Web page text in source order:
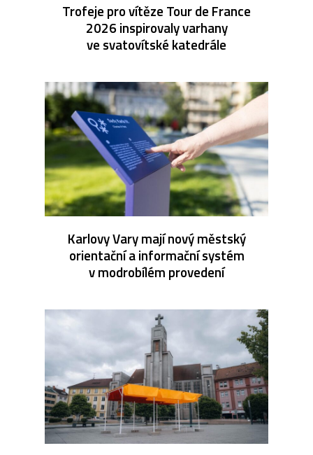
Trofeje pro vítěze Tour de France
2026 inspirovaly varhany
ve svatovítské katedrále
Karlovy Vary mají nový městský
orientační a informační systém
v modrobílém provedení